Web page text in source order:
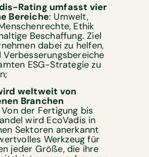
Rating umfasst vier
Bereiche: Umwelt,
Ethik
Beschaffung. Ziel
dabei zu helfen,
Verbesserungsbereiche
ESG-Strategie zu
weltweit von
Branchen
Von der Fertigung bis
wird EcoVadis in
Sektoren anerkannt
Werkzeug für
jeder Größe, die ihre